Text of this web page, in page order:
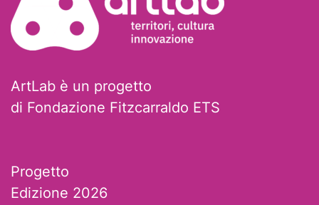
ArtLab è un progetto
di Fondazione Fitzcarraldo ETS
Progetto
Edizione 2026